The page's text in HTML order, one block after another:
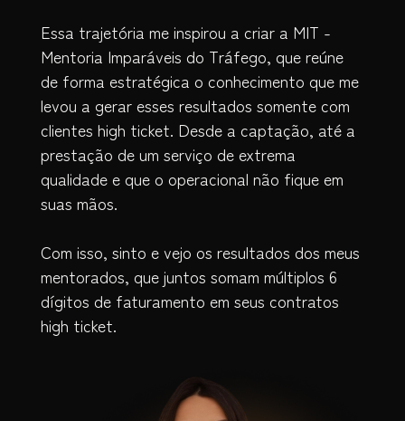
Essa trajetória me inspirou a criar a MIT -
Mentoria Imparáveis do Tráfego, que reúne
de forma estratégica o conhecimento que me
levou a gerar esses resultados somente com
clientes high ticket. Desde a captação, até a
prestação de um serviço de extrema
qualidade e que o operacional não fique em
suas mãos.
Com isso, sinto e vejo os resultados dos meus
mentorados, que juntos somam múltiplos 6
dígitos de faturamento em seus contratos
high ticket.